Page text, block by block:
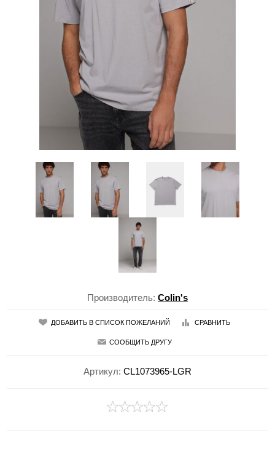
Производитель: Colin's
ДОБАВИТЬ В СПИСОК ПОЖЕЛАНИЙ СРАВНИТЬ
СООБЩИТЬ ДРУГУ
Артикул: CL1073965-LGR